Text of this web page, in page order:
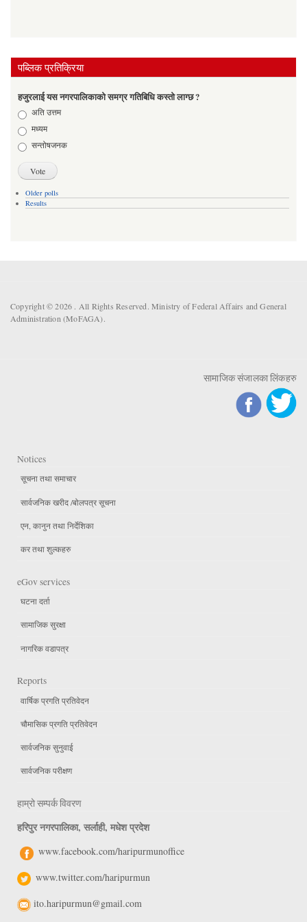
पब्लिक प्रतिक्रिया
हजुरलाई यस नगरपालिकाको समग्र गतिबिधि कस्तो लाग्छ ?
Choicesअति उत्तम
मध्यम
सन्तोषजनक
Older polls
Results
Copyright © 2026 . All Rights Reserved. Ministry of Federal Affairs and General
Administration (MoFAGA).
सामाजिक संजालका लिंकहरु
Notices
सूचना तथा समाचार
सार्वजनिक खरीद /बोलपत्र सूचना
एन, कानुन तथा निर्देशिका
कर तथा शुल्कहरु
eGov services
घटना दर्ता
सामाजिक सुरक्षा
नागरिक वडापत्र
Reports
वार्षिक प्रगति प्रतिवेदन
चौमासिक प्रगति प्रतिवेदन
सार्वजनिक सुनुवाई
सार्वजनिक परीक्षण
हाम्रो सम्पर्क विवरण
हरिपुर नगरपालिका, सर्लाही, मधेश प्रदेश
www.facebook.com/haripurmunoffice
www.twitter.com/haripurmun
ito.haripurmun@gmail.com